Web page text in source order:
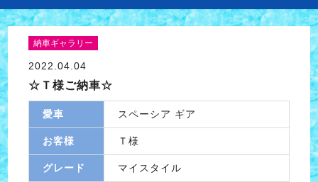
納車ギャラリー
2022.04.04
☆Ｔ様ご納車☆
愛車 スペーシア ギア
お客様 Ｔ様
グレード マイスタイル